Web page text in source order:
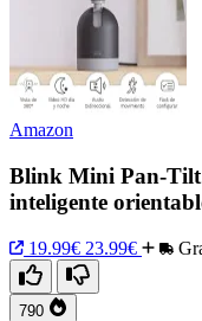
Amazon
Blink Mini Pan-Tilt
inteligente
19.99€ 23.99€
790